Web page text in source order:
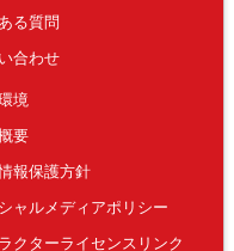
る質問
合わせ
境
要
報保護方針
ャルメディアポリシー
クターライセンスリンク